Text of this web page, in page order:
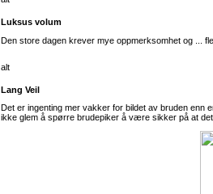
Luksus volum
Den store dagen krever mye oppmerksomhet og ...
Lang Veil
Det er ingenting mer vakker for bildet av bruden enn
ikke glem å spørre brudepiker å være sikker på at